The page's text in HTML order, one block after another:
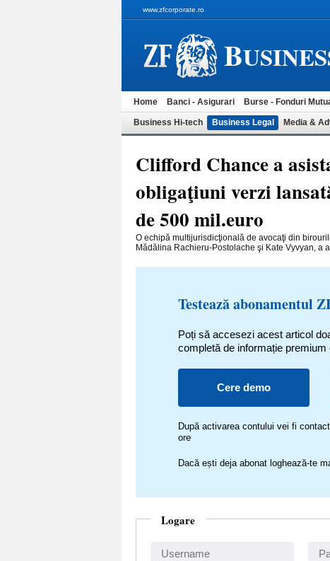
www.zfcorporate.ro
B
Home Banci - Asigurari Burse - Fonduri
Business Hi-tech Business Legal Media &
Clifford Chance a
obligaţiuni verzi
de 500 mil.euro
O echipă multijurisdicţională de avocaţi din
Mădălina Rachieru-Postolache şi Kate Vyvyan, a
Testează abonamentul
Poți să accesezi acest articol
completă de informație premium
Cere demo
După activarea contului vei fi
ore
Dacă ești deja abonat loghează-te
Logare